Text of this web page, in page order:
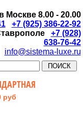
Москве 8.00 - 20.00
+7 (925) 386-22-92
+7 (928)
638-76-42
info@sistema-luxe.ru
руб